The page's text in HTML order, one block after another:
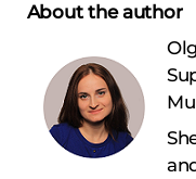
About the author